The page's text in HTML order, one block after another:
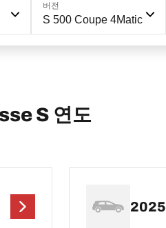
버전
S 500 Coupe 4Matic
S 연도
2025